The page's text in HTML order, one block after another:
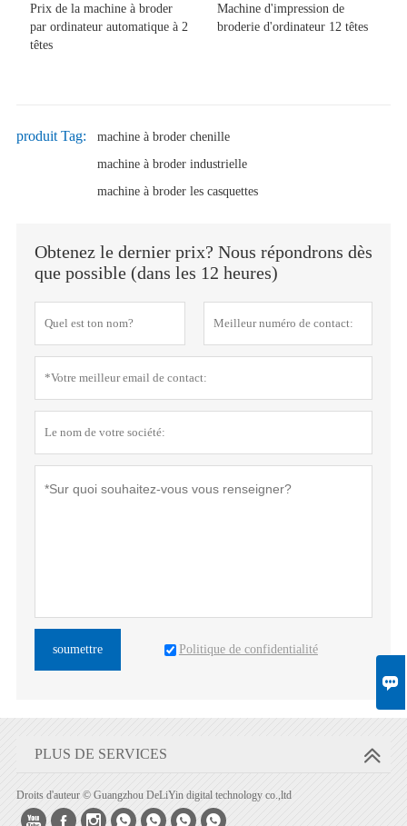

Prix ​​​​de la machine à broder
par ordinateur automatique à 2
têtes
Machine d'impression de
broderie d'ordinateur 12 têtes
produit Tag:
machine à broder chenille
machine à broder industrielle
machine à broder les casquettes
Obtenez le dernier prix? Nous répondrons dès
que possible (dans les 12 heures)
soumettre Politique de confidentialité
PLUS DE SERVICES
Droits d'auteur © Guangzhou DeLiYin digital technology co.,ltd
      